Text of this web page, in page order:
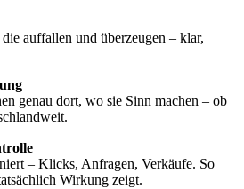
auffallen und überzeugen – klar,
genau dort, wo sie Sinn machen – ob
– Klicks, Anfragen, Verkäufe. So
Wirkung zeigt.